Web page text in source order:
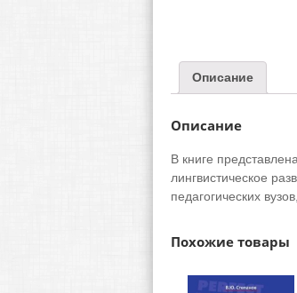
Описание
Описание
В книге
лингвистическое
педагогических
Похожие товары